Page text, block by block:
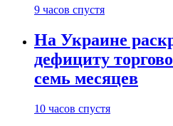
9 часов спустя
На Украине
дефициту
семь месяцев
10 часов спустя